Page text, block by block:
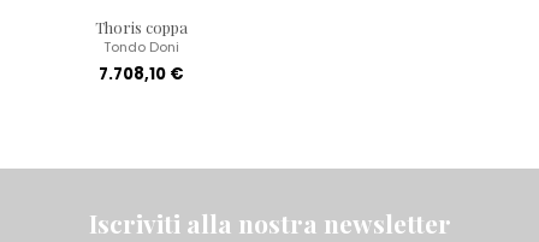
Thoris coppa
Tondo Doni
7.708,10 €
Iscriviti alla nostra newsletter